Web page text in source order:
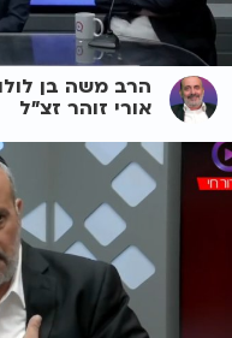
הרב משה בן
אורי זוהר זצ"ל